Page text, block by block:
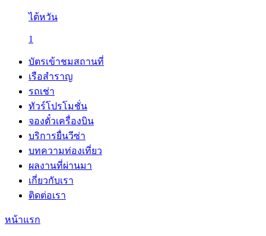
ไต้หวัน
1
บัตรเข้าชมสถานที่
เรือสำราญ
รถเช่า
ทัวร์โปรโมชั่น
จองตั๋วเครื่องบิน
บริการยื่นวีซ่า
บทความท่องเที่ยว
ผลงานที่ผ่านมา
เกี่ยวกับเรา
ติดต่อเรา
หน้าแรก